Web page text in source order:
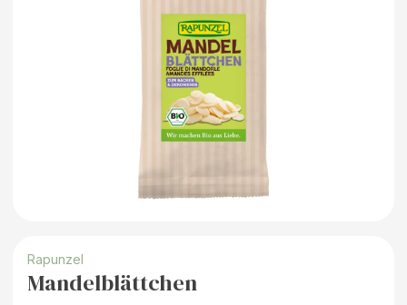
Rapunzel
Mandelblättchen